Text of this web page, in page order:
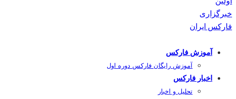
آموزش فارکس
آموزش رایگان فارکس دوره اول
اخبار فارکس
تحلیل و اخبار